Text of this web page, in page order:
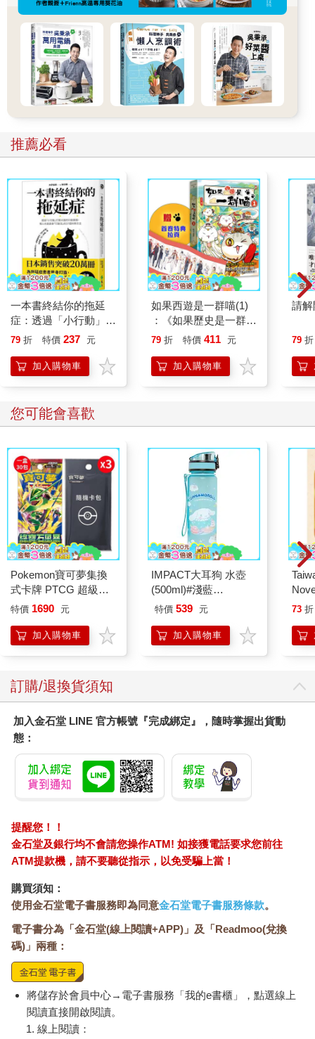
推薦必看
一本書終結你的拖延
症：透過「小行動」打
開大腦的行動開關，懶
的37個科學方法
79 折 特價 237 元
加入購物車
如果西遊是一群喵(1)
：《如果歷史是一群
喵》作者最新力作，附
79 折 特價 411 元
加入購物車
請解
79 折
您可能會喜歡
Pokemon寶可夢集換
式卡牌 PTCG 超級進
化 擴充包 綠寶石風暴
特價 1690 元
加入購物車
IMPACT大耳狗 水壺
(500ml)#淺藍
IMCMB01LB
特價 539 元
加入購物車
73 折
訂購/退換貨須知
加入金石堂 LINE 官方帳號『完成綁定』，隨時掌握出貨動
態：
提醒您！！
金石堂及銀行均不會請您操作ATM! 如接獲電話要求您前往
ATM提款機，請不要聽從指示，以免受騙上當！
購買須知：
使用金石堂電子書服務即為同意金石堂電子書服務條款。
電子書分為「金石堂(線上閱讀+APP)」及「Readmoo(兌換
碼)」兩種：
將儲存於會員中心→電子書服務「我的e書櫃」，點選線上
閱讀直接開啟閱讀。
線上閱讀：